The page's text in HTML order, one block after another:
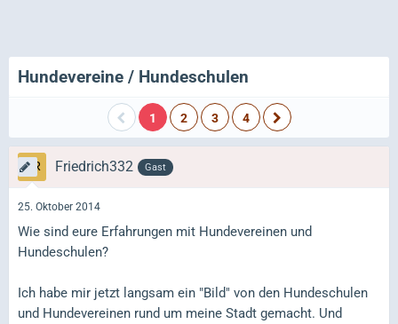
Hundevereine / Hundeschulen
1 2 3 4
Friedrich332 Gast
25. Oktober 2014
Wie sind eure Erfahrungen mit Hundevereinen und
Hundeschulen?
Ich habe mir jetzt langsam ein "Bild" von den Hundeschulen
und Hundevereinen rund um meine Stadt gemacht. Und